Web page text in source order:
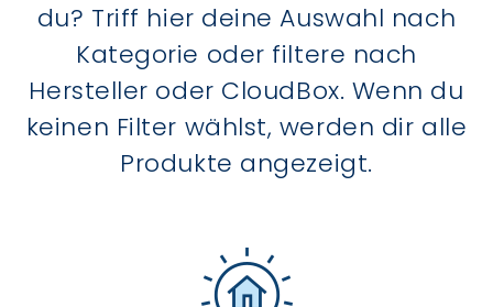
du? Triff hier deine Auswahl nach
Kategorie oder filtere nach
Hersteller oder CloudBox. Wenn du
keinen Filter wählst, werden dir alle
Produkte angezeigt.